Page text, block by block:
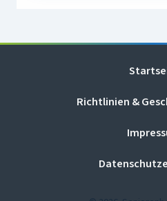
Richtlinien &